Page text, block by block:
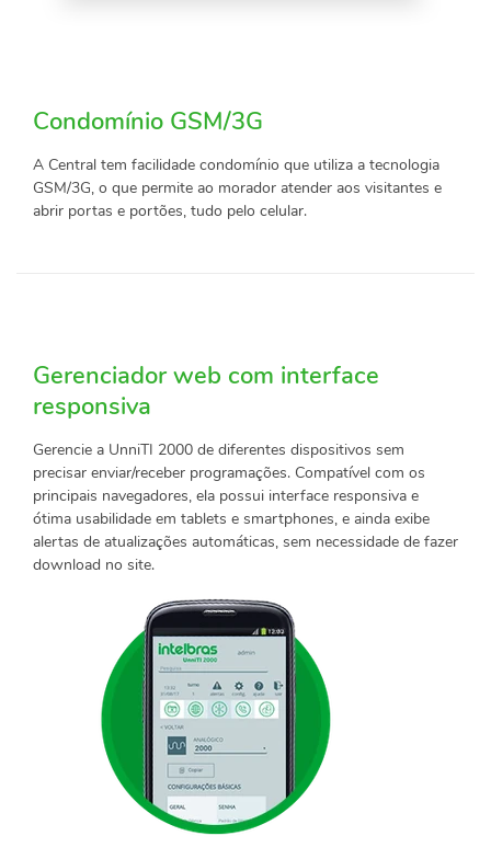
Condomínio GSM/3G
A Central tem facilidade condomínio que utiliza a tecnologia
GSM/3G, o que permite ao morador atender aos visitantes e
abrir portas e portões, tudo pelo celular.
Gerenciador web com interface
responsiva
Gerencie a UnniTI 2000 de diferentes dispositivos sem
precisar enviar/receber programações. Compatível com os
principais navegadores, ela possui interface responsiva e
ótima usabilidade em tablets e smartphones, e ainda exibe
alertas de atualizações automáticas, sem necessidade de fazer
download no site.